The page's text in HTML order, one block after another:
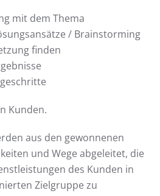
mit dem Thema
/ Brainstorming
finden
Kunden.
aus den gewonnenen
und Wege abgeleitet, die
des Kunden in
Zielgruppe zu